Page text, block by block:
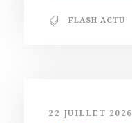
FLASH ACTU
22 JUILLET 2026